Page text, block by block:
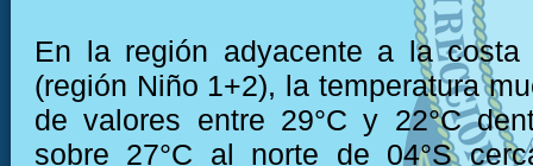
En la región adyacente a la costa
(región Niño 1+2), la temperatura
de valores entre 29°C y 22°C
sobre 27°C al norte de 04°S